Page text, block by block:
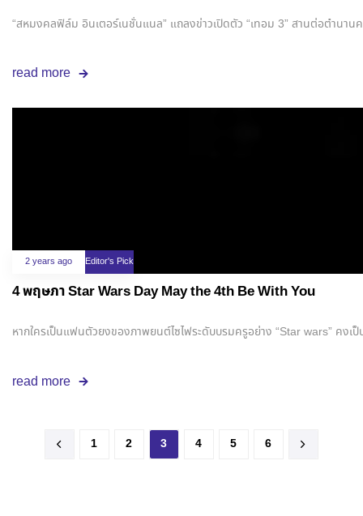
“สหมงคลฟิล์ม อินเตอร์เนชั่นแนล” แถลงข่าวเปิดตัว “เทอม 3” สานต่อตำนา
read more
2 years ago Editor's Pick
4 พฤษภา Star Wars Day May the 4th Be With You
หากใครเป็นแฟนตัวยงของภาพยนต์ไซไฟระดับบรมครูอย่าง “Star wars” คง
read more
1 2 3 4 5 6